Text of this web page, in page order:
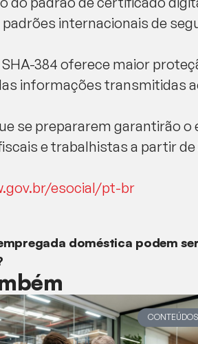
padrões internacionais de
384 oferece maior
informações transmitidas
se prepararem garantirão
e trabalhistas a partir de
esocial/pt-br
doméstica podem ser
CONTEÚDOS